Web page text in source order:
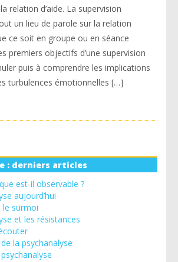
relation d’aide. La supervision
un lieu de parole sur la relation
ce soit en groupe ou en séance
premiers objectifs d’une supervision
puis à comprendre les implications
turbulences émotionnelles […]
: derniers articles
est-il observable ?
aujourd’hui
le surmoi
et les résistances
la psychanalyse